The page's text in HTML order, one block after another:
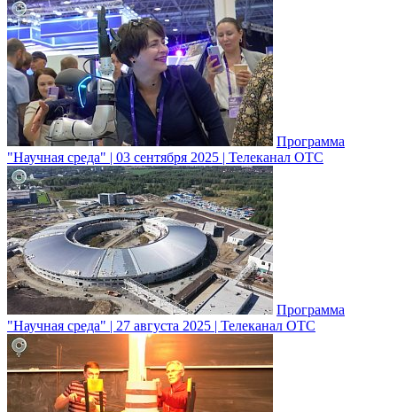
Программа
"Научная среда" | 03 сентября 2025 | Телеканал ОТС
Программа
"Научная среда" | 27 августа 2025 | Телеканал ОТС